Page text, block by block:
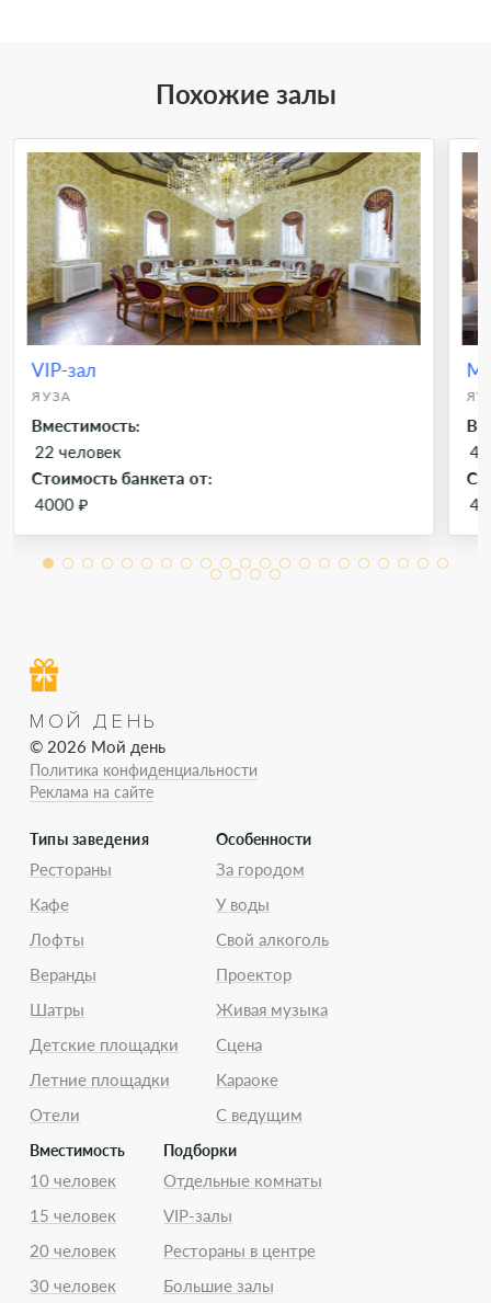
Похожие залы
VIP-зал
ЯУЗА
Вместимость:
22 человек
Стоимость банкета от:
4000 ₽
МОЙ ДЕНЬ
© 2026 Мой день
Политика конфиденциальности
Реклама на сайте
Типы заведения
Рестораны
Кафе
Лофты
Веранды
Шатры
Детские площадки
Летние площадки
Отели
Особенности
За городом
У воды
Свой алкоголь
Проектор
Живая музыка
Сцена
Караоке
С ведущим
Вместимость
10 человек
15 человек
20 человек
30 человек
Подборки
Отдельные комнаты
VIP-залы
Рестораны в центре
Большие залы